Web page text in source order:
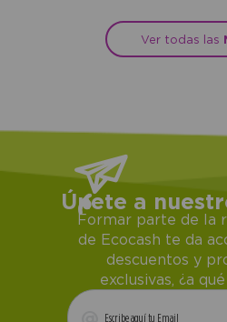
Ver todas las
Únete a
Formar parte de la
de Ecocash te da
descuentos y
exclusivas, ¿a